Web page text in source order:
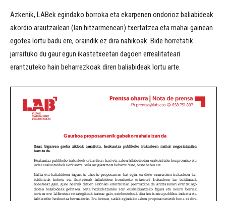
Azkenik, LABek egindako borroka eta ekarpenen ondorioz baliabideak
akordio arautzailean (lan hitzarmenean) txertatzea eta mahai gainean
egotea lortu badu ere, oraindik ez dira nahikoak. Bide horretatik
jarraituko du gaur egun ikastetxeetan dagoen errealitateari
erantzuteko hain beharrezkoak diren baliabideak lortu arte.